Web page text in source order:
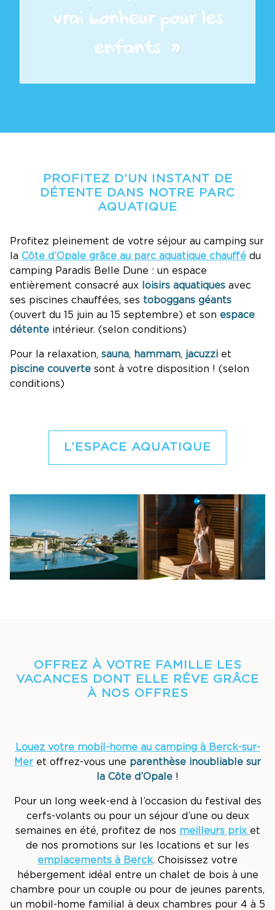
vrai bonheur pour les
enfants! »
PROFITEZ D’UN INSTANT DE
DÉTENTE DANS NOTRE PARC
AQUATIQUE
Profitez pleinement de votre séjour au camping sur
la Côte d’Opale grâce au parc aquatique chauffé du
camping Paradis Belle Dune : un espace
entièrement consacré aux
loisirs aquatiques avec
ses piscines chauffées, ses toboggans géants
(ouvert du 15 juin au 15 septembre) et son espace
détente intérieur. (selon conditions)
Pour la relaxation, sauna, hammam, jacuzzi et
piscine couverte sont à votre disposition ! (selon
conditions)
L’ESPACE AQUATIQUE
OFFREZ À VOTRE FAMILLE LES
VACANCES DONT ELLE RÊVE GRÂCE
À NOS OFFRES
Louez votre mobil-home au camping à Berck-sur-
Mer et offrez-vous une parenthèse inoubliable sur
la Côte d’Opale !
Pour un long week-end à l’occasion du festival des
cerfs-volants ou pour un séjour d’une ou deux
semaines en été, profitez de nos meilleurs prix et
de nos promotions sur les locations et sur les
emplacements à Berck. Choisissez votre
hébergement idéal entre un chalet de bois à une
chambre pour un couple ou pour de jeunes parents,
un mobil-home familial à deux chambres pour 4 à 5